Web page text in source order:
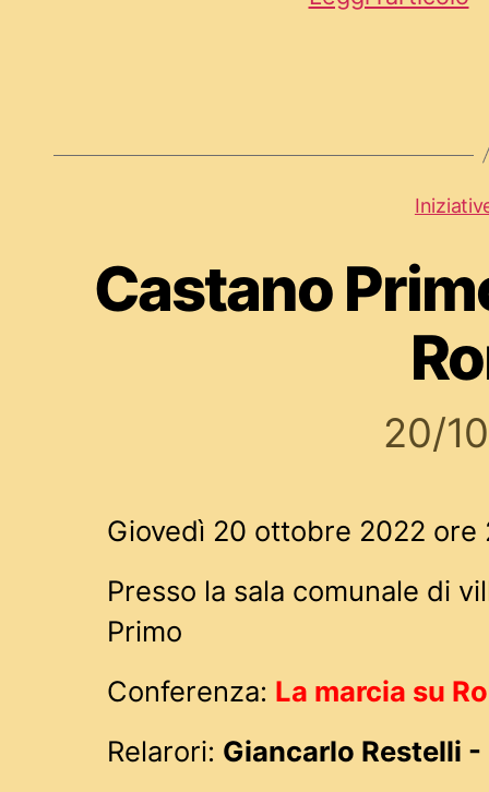
Castano
20/
Giovedì 20 ottobre 2022 ore
Presso la sala comunale di
Primo
Conferenza: La marcia su
Relarori: Giancarlo Restelli